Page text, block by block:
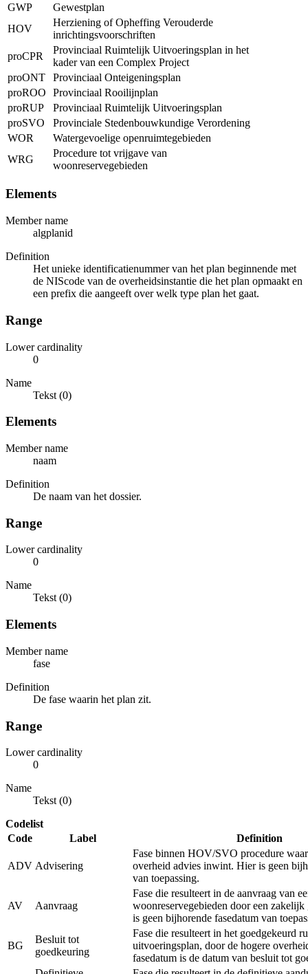
GWP
Gewestplan
HOV
Herziening of Opheffing Verouderde
inrichtingsvoorschriften
proCPR
Provinciaal Ruimtelijk Uitvoeringsplan in het
kader van een Complex Project
proONT
Provinciaal Onteigeningsplan
proROO
Provinciaal Rooilijnplan
proRUP
Provinciaal Ruimtelijk Uitvoeringsplan
proSVO
Provinciale Stedenbouwkundige Verordening
WOR
Watergevoelige openruimtegebieden
WRG
Procedure tot vrijgave van
woonreservegebieden
Elements
Member name
algplanid
Definition
Het unieke identificatienummer van het plan beginnende met
de NIScode van de overheidsinstantie die het plan opmaakt en
een prefix die aangeeft over welk type plan het gaat.
Range
Lower cardinality
0
Name
Tekst (0)
Elements
Member name
naam
Definition
De naam van het dossier.
Range
Lower cardinality
0
Name
Tekst (0)
Elements
Member name
fase
Definition
De fase waarin het plan zit.
Range
Lower cardinality
0
Name
Tekst (0)
Codelist
Code
Label Definition
ADV Advisering
Fase binnen HOV/SVO procedure
overheid advies inwint. Hier is geen
van toepassing.
AV Aanvraag
Fase die resulteert in de aanvraag van
woonreservegebieden door een
is geen bijhorende fasedatum van
BG
Besluit tot
goedkeuring
Fase die resulteert in het goedgekeurd
uitvoeringsplan, door de hogere
fasedatum is de datum van besluit tot